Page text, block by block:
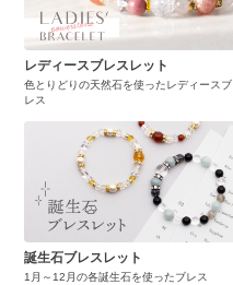
レディースブレスレット
色とりどりの天然石を使ったレディースブ
レス
誕生石ブレスレット
1月～12月の各誕生石を使ったブレス